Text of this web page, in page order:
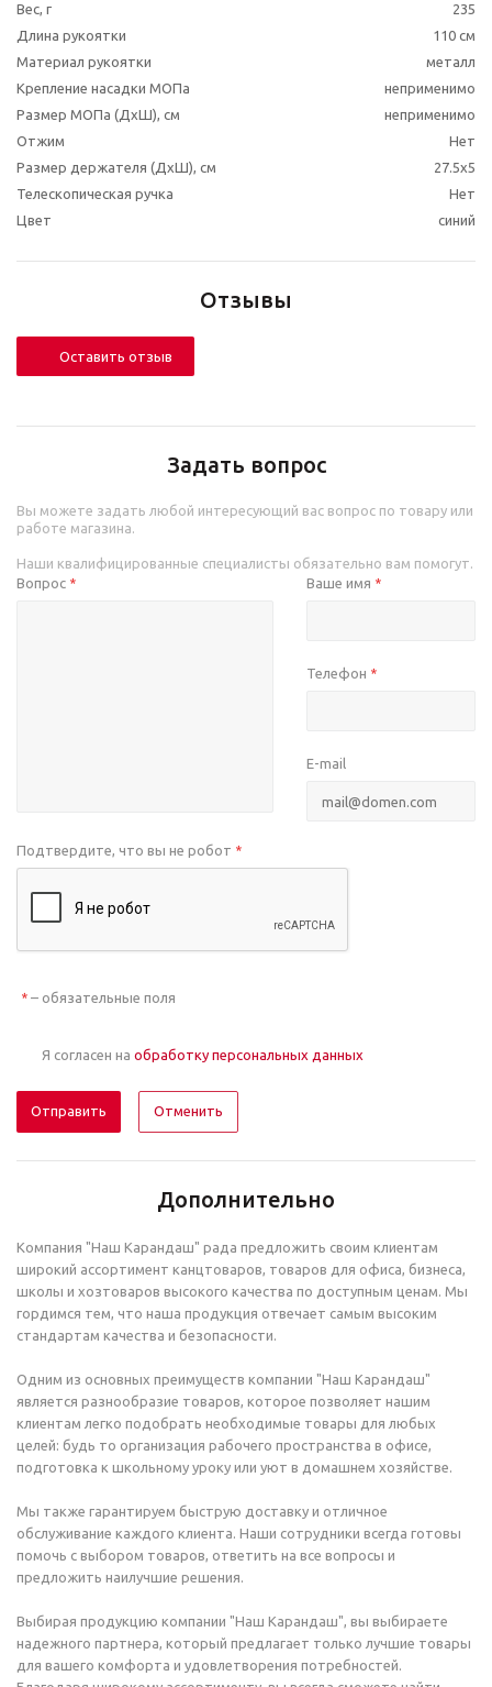
Вес, г
235
Длина рукоятки
110 см
Материал рукоятки
металл
Крепление насадки МОПа
неприменимо
Размер МОПа (ДхШ), см
неприменимо
Отжим
Нет
Размер держателя (ДхШ), см
27.5x5
Телескопическая ручка
Нет
Цвет
синий
Отзывы
Оставить отзыв
Задать вопрос
Вы можете задать любой интересующий вас вопрос по товару или
работе магазина.
Наши квалифицированные специалисты обязательно вам помогут.
Вопрос * Ваше имя *
Телефон *
E-mail
Подтвердите, что вы не робот *
* – обязательные поля
Я согласен на обработку персональных данных
Отменить
Дополнительно
Компания "Наш Карандаш" рада предложить своим клиентам
широкий ассортимент канцтоваров, товаров для офиса, бизнеса,
школы и хозтоваров высокого качества по доступным ценам. Мы
гордимся тем, что наша продукция отвечает самым высоким
стандартам качества и безопасности.
Одним из основных преимуществ компании "Наш Карандаш"
является разнообразие товаров, которое позволяет нашим
клиентам легко подобрать необходимые товары для любых
целей: будь то организация рабочего пространства в офисе,
подготовка к школьному уроку или уют в домашнем хозяйстве.
Мы также гарантируем быструю доставку и отличное
обслуживание каждого клиента. Наши сотрудники всегда готовы
помочь с выбором товаров, ответить на все вопросы и
предложить наилучшие решения.
Выбирая продукцию компании "Наш Карандаш", вы выбираете
надежного партнера, который предлагает только лучшие товары
для вашего комфорта и удовлетворения потребностей.